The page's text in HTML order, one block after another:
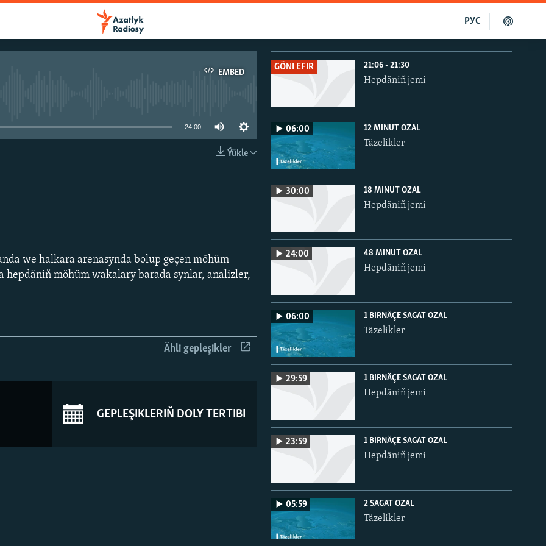
РУС
EMBED
24:00
Ýükle
we halkara arenasynda bolup geçen möhüm
hepdäniň möhüm wakalary barada synlar, analizler,
Ähli gepleşikler
GEPLEŞIKLERIŇ DOLY TERTIBI
GÖNI EFIR 21:06 - 21:30
Hepdäniň jemi
06:00 12 MINUT OZAL
Täzelikler
30:00 18 MINUT OZAL
Hepdäniň jemi
24:00 48 MINUT OZAL
Hepdäniň jemi
06:00 1 BIRNÄÇE SAGAT OZAL
Täzelikler
29:59 1 BIRNÄÇE SAGAT OZAL
Hepdäniň jemi
23:59 1 BIRNÄÇE SAGAT OZAL
Hepdäniň jemi
05:59 2 SAGAT OZAL
Täzelikler